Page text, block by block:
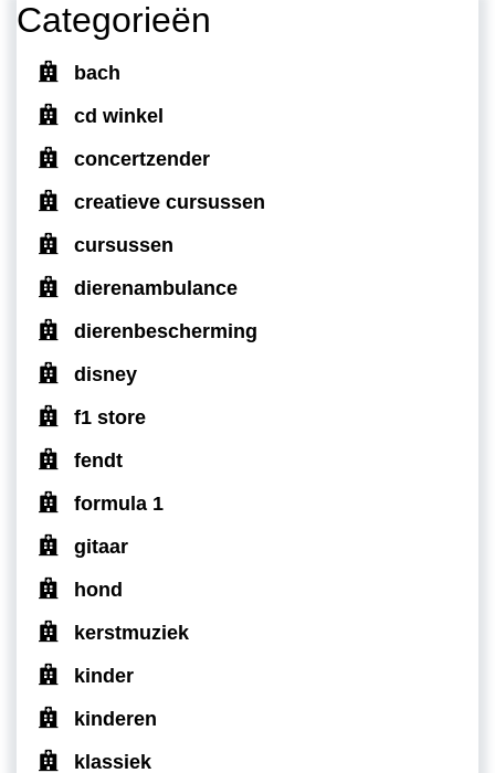
Categorieën
bach
cd winkel
concertzender
creatieve cursussen
cursussen
dierenambulance
dierenbescherming
disney
f1 store
fendt
formula 1
gitaar
hond
kerstmuziek
kinder
kinderen
klassiek